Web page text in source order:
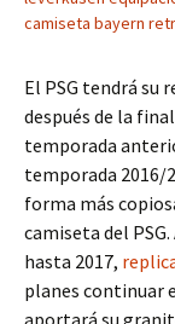
camiseta bayern
El PSG tendrá su
después de la
temporada
temporada 2016/
forma más
camiseta del
hasta 2017,
planes continuar
aportará su